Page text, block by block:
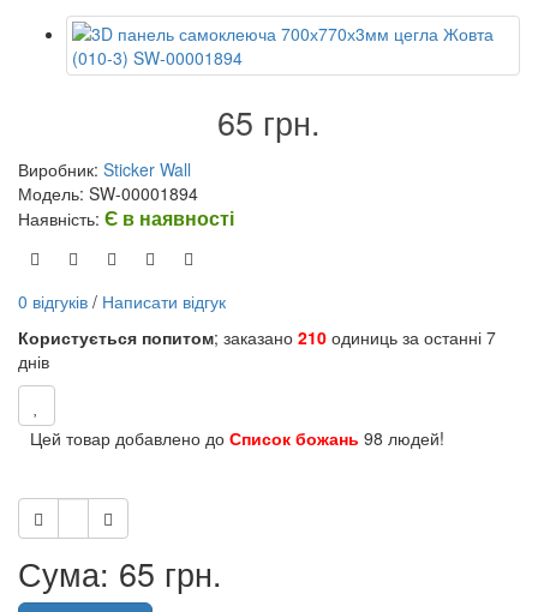
65 грн.
Виробник: Sticker Wall
Модель: SW-00001894
Наявність: Є в наявності
0 відгуків / Написати відгук
Користується попитом; заказано 210 одиниць за останні 7
днів
Цей товар добавлено до Список божань 98 людей!
Сума: 65 грн.